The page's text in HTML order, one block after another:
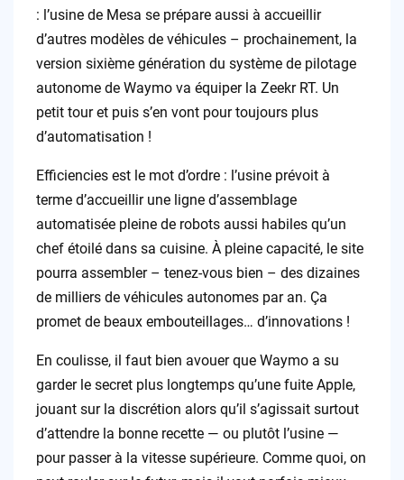
: l’usine de Mesa se prépare aussi à accueillir
d’autres modèles de véhicules – prochainement, la
version sixième génération du système de pilotage
autonome de Waymo va équiper la Zeekr RT. Un
petit tour et puis s’en vont pour toujours plus
d’automatisation !
Efficiencies est le mot d’ordre : l’usine prévoit à
terme d’accueillir une ligne d’assemblage
automatisée pleine de robots aussi habiles qu’un
chef étoilé dans sa cuisine. À pleine capacité, le site
pourra assembler – tenez-vous bien – des dizaines
de milliers de véhicules autonomes par an. Ça
promet de beaux embouteillages… d’innovations !
En coulisse, il faut bien avouer que Waymo a su
garder le secret plus longtemps qu’une fuite Apple,
jouant sur la discrétion alors qu’il s’agissait surtout
d’attendre la bonne recette — ou plutôt l’usine —
pour passer à la vitesse supérieure. Comme quoi, on